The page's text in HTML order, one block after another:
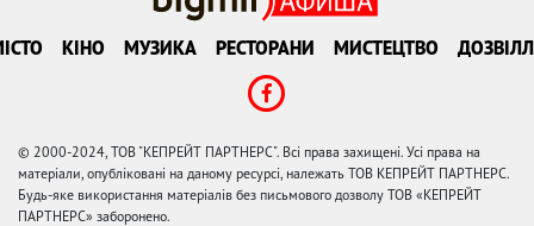
КІНО МУЗИКА РЕСТОРАНИ МИСТЕЦТВО
© 2000-2024, ТОВ "КЕПРЕЙТ ПАРТНЕРС". Всі права захищені. Усі права на
матеріали, опубліковані на даному ресурсі, належать ТОВ КЕПРЕЙТ ПАРТНЕРС.
Будь-яке використання матеріалів без письмового дозволу ТОВ «КЕПРЕЙТ
ПАРТНЕРС» заборонено.